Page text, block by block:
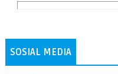
SOSIAL MEDIA